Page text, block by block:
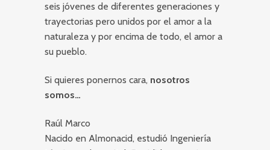
seis jóvenes de diferentes generaciones y
trayectorias pero unidos por el amor a la
naturaleza y por encima de todo, el amor a
su pueblo.
Si quieres ponernos cara, nosotros
somos…
Raúl Marco
Nacido en Almonacid, estudió Ingeniería